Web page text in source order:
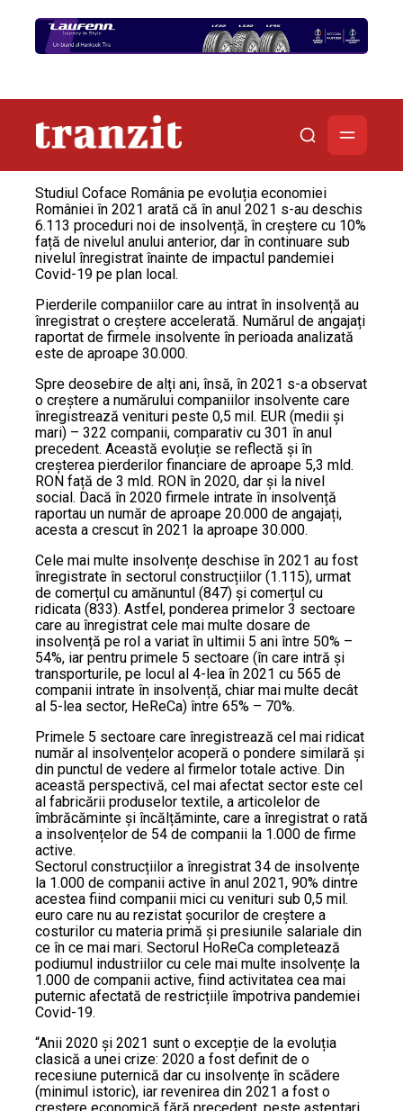
Studiul Coface România pe evoluția economiei
României în 2021 arată că în anul 2021 s-au deschis
6.113 proceduri noi de insolvență, în creștere cu 10%
față de nivelul anului anterior, dar în continuare sub
nivelul înregistrat înainte de impactul pandemiei
Covid-19 pe plan local.
Pierderile companiilor care au intrat în insolvență au
înregistrat o creștere accelerată. Numărul de angajați
raportat de firmele insolvente în perioada analizată
este de aproape 30.000.
Spre deosebire de alți ani, însă, în 2021 s-a observat
o creștere a numărului companiilor insolvente care
înregistrează venituri peste 0,5 mil. EUR (medii și
mari) – 322 companii, comparativ cu 301 în anul
precedent. Această evoluție se reflectă și în
creșterea pierderilor financiare de aproape 5,3 mld.
RON față de 3 mld. RON în 2020, dar și la nivel
social. Dacă în 2020 firmele intrate în insolvență
raportau un număr de aproape 20.000 de angajați,
acesta a crescut în 2021 la aproape 30.000.
Cele mai multe insolvențe deschise în 2021 au fost
înregistrate în sectorul construcțiilor (1.115), urmat
de comerțul cu amănuntul (847) și comerțul cu
ridicata (833). Astfel, ponderea primelor 3 sectoare
care au înregistrat cele mai multe dosare de
insolvență pe rol a variat în ultimii 5 ani între 50% –
54%, iar pentru primele 5 sectoare (în care intră și
transporturile, pe locul al 4-lea în 2021 cu 565 de
companii intrate în insolvență, chiar mai multe decât
al 5-lea sector, HeReCa) între 65% – 70%.
Primele 5 sectoare care înregistrează cel mai ridicat
număr al insolvențelor acoperă o pondere similară și
din punctul de vedere al firmelor totale active. Din
această perspectivă, cel mai afectat sector este cel
al fabricării produselor textile, a articolelor de
îmbrăcăminte și încălțăminte, care a înregistrat o rată
a insolvențelor de 54 de companii la 1.000 de firme
active.
Sectorul construcțiilor a înregistrat 34 de insolvențe
la 1.000 de companii active în anul 2021, 90% dintre
acestea fiind companii mici cu venituri sub 0,5 mil.
euro care nu au rezistat șocurilor de creștere a
costurilor cu materia primă și presiunile salariale din
ce în ce mai mari. Sectorul HoReCa completează
podiumul industriilor cu cele mai multe insolvențe la
1.000 de companii active, fiind activitatea cea mai
puternic afectată de restricțiile împotriva pandemiei
Covid-19.
“Anii 2020 și 2021 sunt o excepție de la evoluția
clasică a unei crize: 2020 a fost definit de o
recesiune puternică dar cu insolvențe în scădere
(minimul istoric), iar revenirea din 2021 a fost o
creștere economică fără precedent, peste asteptari